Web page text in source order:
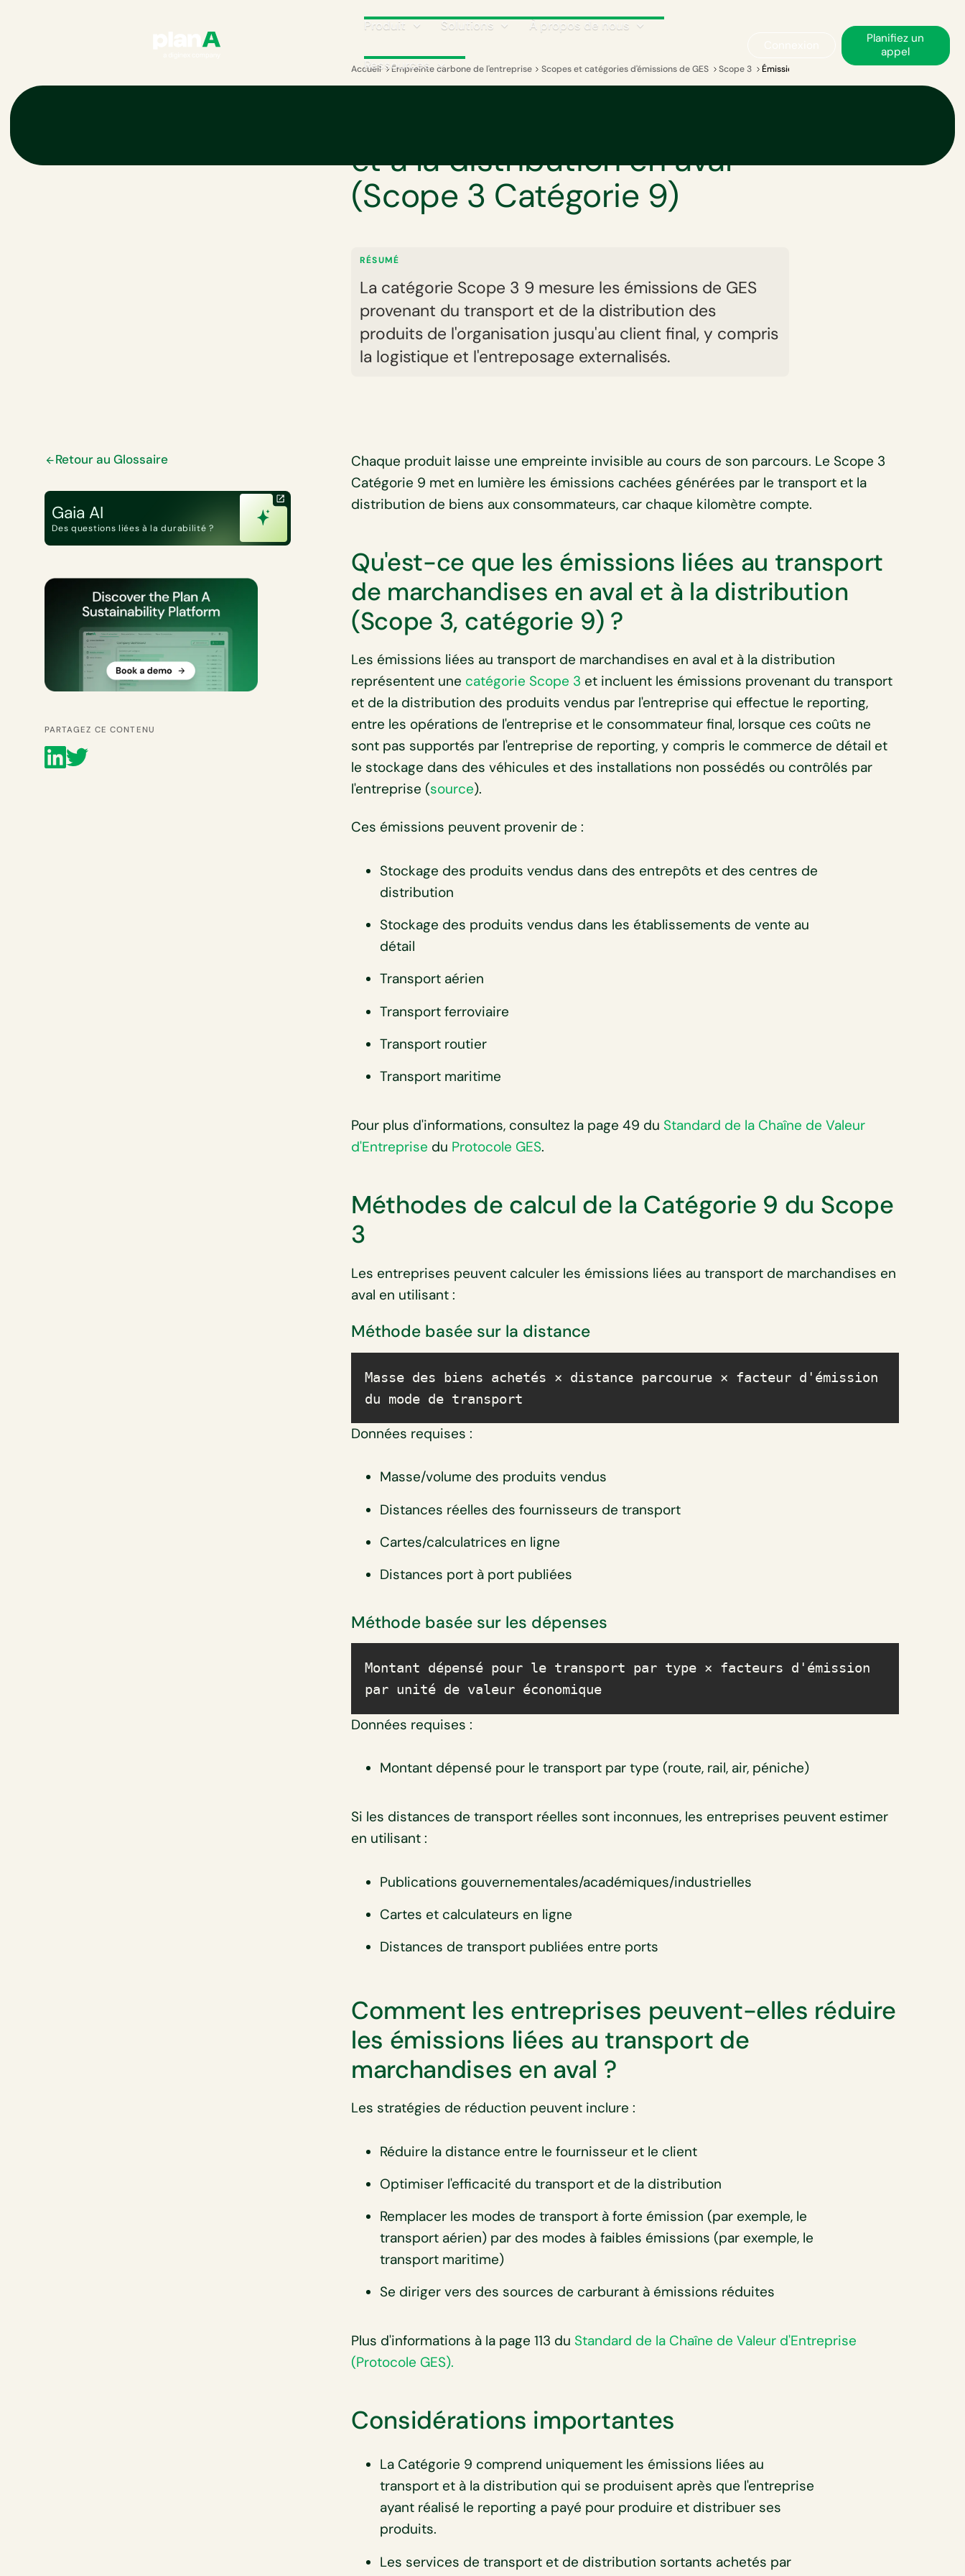
Produit Solutions À propos de nous
Ressources
Planifiez un
appel
Accueil Empreinte carbone de l'entreprise Scopes et catégories d'émissions de GES Scope 3 Émissions liées au transport et à la distribution
et à la distribution en aval
(Scope 3 Catégorie 9)
RÉSUMÉ
La catégorie Scope 3 9 mesure les émissions de GES
provenant du transport et de la distribution des
produits de l'organisation jusqu'au client final, y compris
la logistique et l'entreposage externalisés.
Retour au Glossaire
Gaia AI
Des questions liées à la durabilité ?
PARTAGEZ CE CONTENU
Chaque produit laisse une empreinte invisible au cours de son parcours. Le Scope 3
Catégorie 9 met en lumière les émissions cachées générées par le transport et la
distribution de biens aux consommateurs, car chaque kilomètre compte.
Qu'est-ce que les émissions liées au transport
de marchandises en aval et à la distribution
(Scope 3, catégorie 9) ?
Les émissions liées au transport de marchandises en aval et à la distribution
représentent une catégorie Scope 3 et incluent les émissions provenant du transport
et de la distribution des produits vendus par l'entreprise qui effectue le reporting,
entre les opérations de l'entreprise et le consommateur final, lorsque ces coûts ne
sont pas supportés par l'entreprise de reporting, y compris le commerce de détail et
le stockage dans des véhicules et des installations non possédés ou contrôlés par
l'entreprise (source).
Ces émissions peuvent provenir de :
Stockage des produits vendus dans des entrepôts et des centres de
distribution
Stockage des produits vendus dans les établissements de vente au
détail
Transport aérien
Transport ferroviaire
Transport routier
Transport maritime
Pour plus d'informations, consultez la page 49 du Standard de la Chaîne de Valeur
d'Entreprise du Protocole GES.
Méthodes de calcul de la Catégorie 9 du Scope
3
Les entreprises peuvent calculer les émissions liées au transport de marchandises en
aval en utilisant :
Méthode basée sur la distance
Masse des biens achetés × distance parcourue × facteur d'émission
du mode de transport
Données requises :
Masse/volume des produits vendus
Distances réelles des fournisseurs de transport
Cartes/calculatrices en ligne
Distances port à port publiées
Méthode basée sur les dépenses
Montant dépensé pour le transport par type × facteurs d'émission
par unité de valeur économique
Données requises :
Montant dépensé pour le transport par type (route, rail, air, péniche)
Si les distances de transport réelles sont inconnues, les entreprises peuvent estimer
en utilisant :
Publications gouvernementales/académiques/industrielles
Cartes et calculateurs en ligne
Distances de transport publiées entre ports
Comment les entreprises peuvent-elles réduire
les émissions liées au transport de
marchandises en aval ?
Les stratégies de réduction peuvent inclure :
Réduire la distance entre le fournisseur et le client
Optimiser l'efficacité du transport et de la distribution
Remplacer les modes de transport à forte émission (par exemple, le
transport aérien) par des modes à faibles émissions (par exemple, le
transport maritime)
Se diriger vers des sources de carburant à émissions réduites
Plus d'informations à la page 113 du Standard de la Chaîne de Valeur d'Entreprise
(Protocole GES).
Considérations importantes
La Catégorie 9 comprend uniquement les émissions liées au
transport et à la distribution qui se produisent après que l'entreprise
ayant réalisé le reporting a payé pour produire et distribuer ses
produits.
Les services de transport et de distribution sortants achetés par